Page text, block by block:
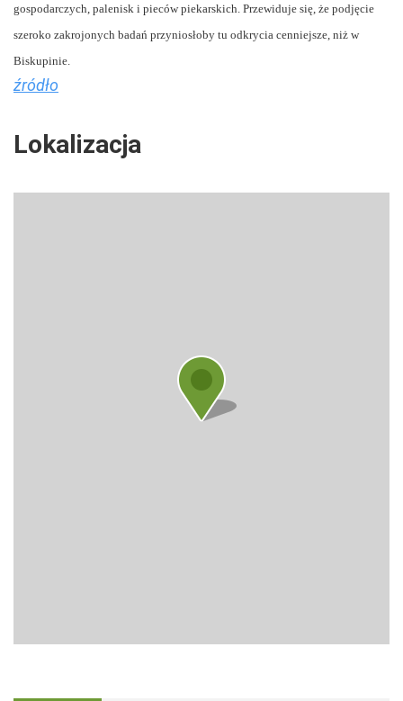
gospodarczych, palenisk i pieców piekarskich. Przewiduje się, że podjęcie
szeroko zakrojonych badań przyniosłoby tu odkrycia cenniejsze, niż w
Biskupinie.
źródło
Lokalizacja